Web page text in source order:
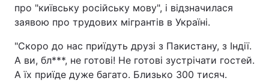
про "київську російську мову", і відзначилася
заявою про трудових мігрантів в Україні.
"Скоро до нас приїдуть друзі з Пакистану, з Індії.
А ви, бл***, не готові! Не готові зустрічати гостей.
А їх приїде дуже багато. Близько 300 тисяч.